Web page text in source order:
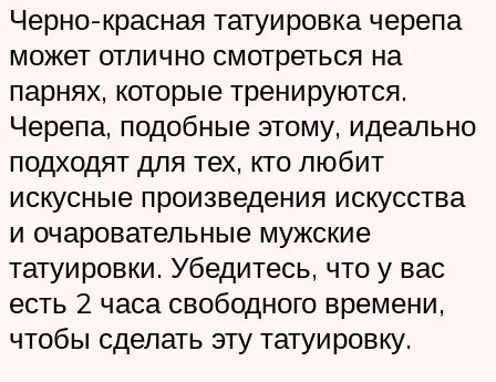
Черно-красная татуировка черепа
может отлично смотреться на
парнях, которые тренируются.
Черепа, подобные этому, идеально
подходят для тех, кто любит
искусные произведения искусства
и очаровательные мужские
татуировки. Убедитесь, что у вас
есть 2 часа свободного времени,
чтобы сделать эту татуировку.